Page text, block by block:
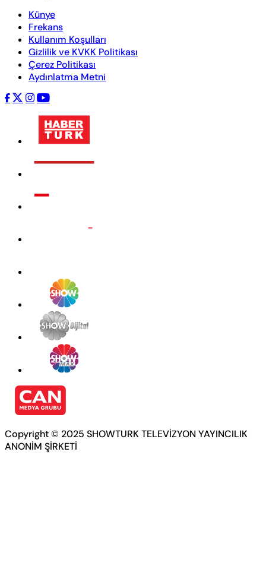
Künye
Frekans
Kullanım Koşulları
Gizlilik ve KVKK Politikası
Çerez Politikası
Aydınlatma Metni
Copyright © 2025 SHOWTURK TELEVİZYON YAYINCILIK
ANONİM ŞİRKETİ